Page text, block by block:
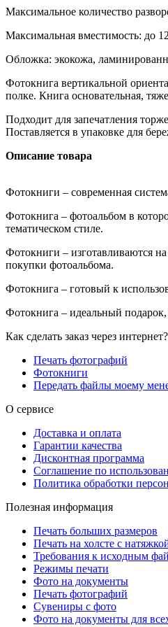
Максимальное количество
Максимальная вместимость: до
Обложка: экокожа,
Фотокнига вертикальной
полке. Книга основательная,
Подходит для запечатления
Поставляется в упаковке для
Описание товара
Фотокниги – современная
Фотокнига – фотоальбом в
тематическом стиле.
Фотокниги – изготавливаются
покупки фотоальбома.
Фотокнига – готовый к
Фотокнига – идеальный подарок,
Как сделать заказ через интернет?
Печать фотографий
Фотокниги
Передать файлы моему
О сервисе
Доставка и оплата
Гарантии качества
Дисконтная программа
Соглашение по
Политика обработки
Полезная информация
Печать больших размеров
Печать на холсте c
Требования к исходным
Режимы печати
Фото на документы
Печать фотографий
Сувениры с фото
Фото на документы для